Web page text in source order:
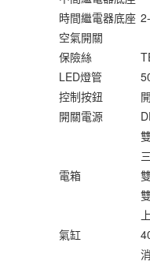
時間繼電器底座
空氣開關
保險絲
LED燈管
控制按鈕
開關電源
電箱
氣缸